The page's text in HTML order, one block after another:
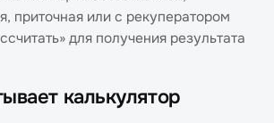
приточная или с рекуператором
для получения результата
калькулятор